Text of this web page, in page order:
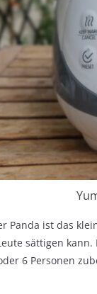
Panda ist das
sättigen
6 Personen